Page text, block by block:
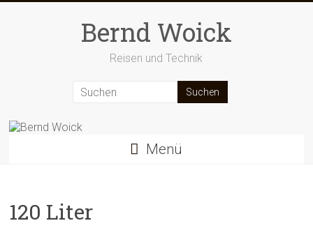
Bernd Woick
Reisen und Technik
Menü
120 Liter